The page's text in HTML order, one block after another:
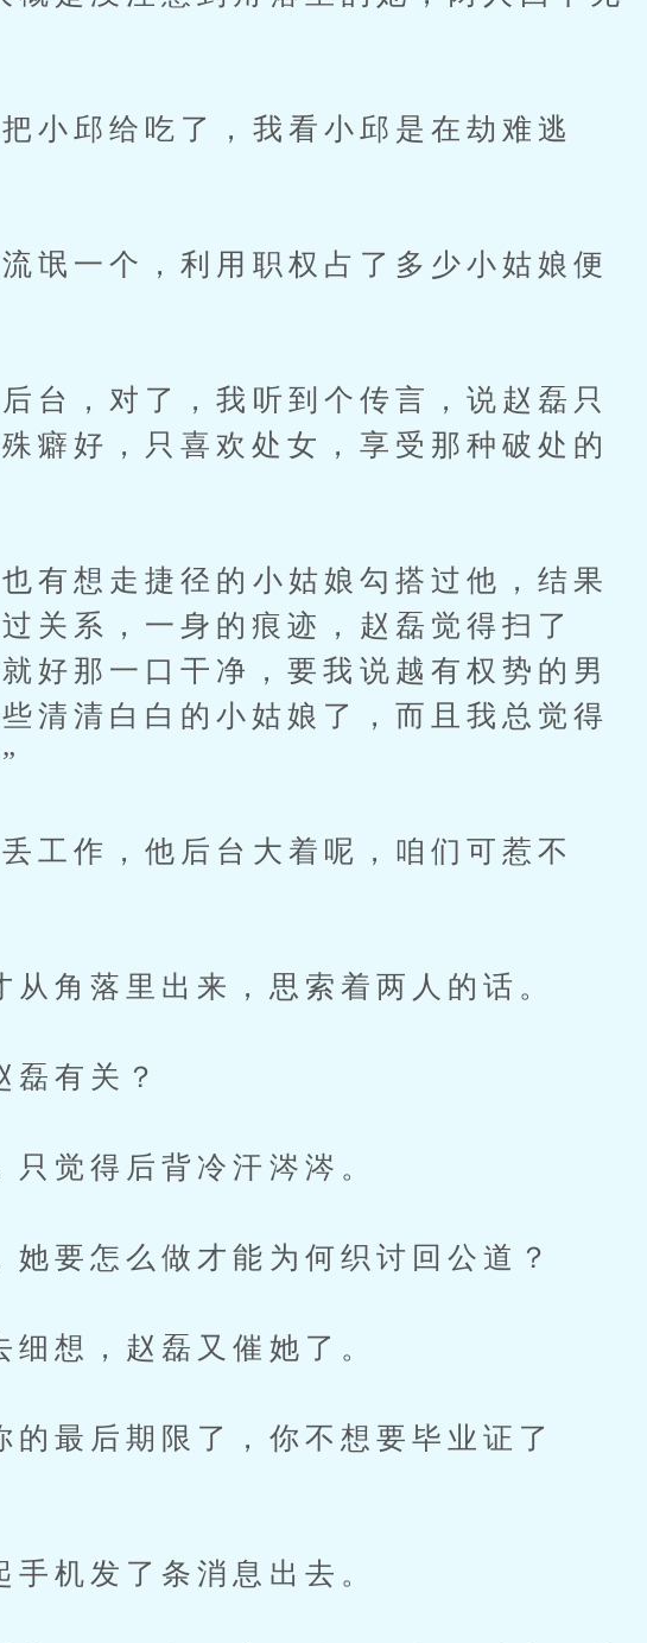
邱给吃了，我看小邱是在劫难逃
一个，利用职权占了多少小姑娘便
，对了，我听到个传言，说赵磊只
癖好，只喜欢处女，享受那种破处的
想走捷径的小姑娘勾搭过他，结果
关系，一身的痕迹，赵磊觉得扫了
好那一口干净，要我说越有权势的男
清清白白的小姑娘了，而且我总觉得
作，他后台大着呢，咱们可惹不
角落里出来，思索着两人的话。
有关？
觉得后背冷汗涔涔。
要怎么做才能为何织讨回公道？
想，赵磊又催她了。
最后期限了，你不想要毕业证了
机发了条消息出去。